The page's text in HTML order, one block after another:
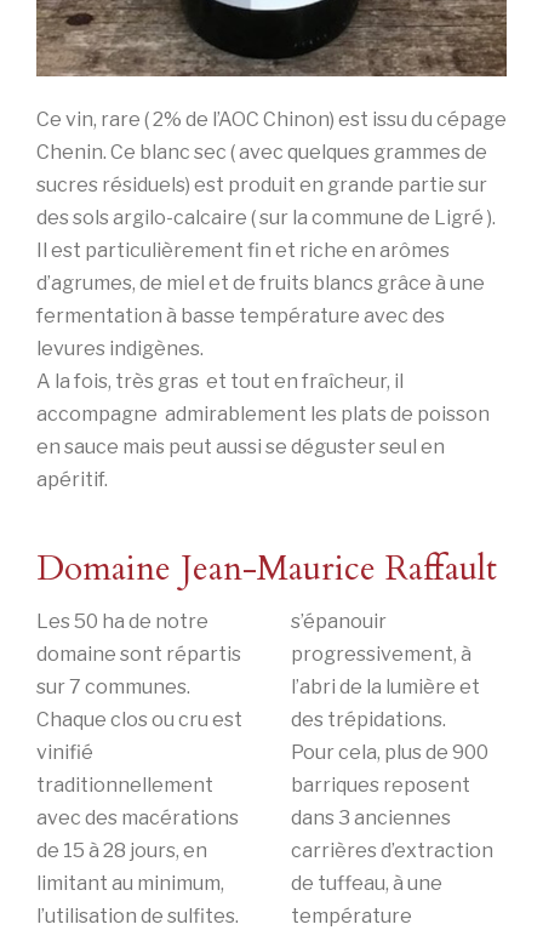
Ce vin, rare ( 2% de l’AOC Chinon) est issu du cépage
Chenin. Ce blanc sec ( avec quelques grammes de
sucres résiduels) est produit en grande partie sur
des sols argilo-calcaire ( sur la commune de Ligré ).
Il est particulièrement fin et riche en arômes
d’agrumes, de miel et de fruits blancs grâce à une
fermentation à basse température avec des
levures indigènes.
A la fois, très gras et tout en fraîcheur, il
accompagne admirablement les plats de poisson
en sauce mais peut aussi se déguster seul en
apéritif.
Domaine Jean-Maurice Raffault
Les 50 ha de notre
domaine sont répartis
sur 7 communes.
Chaque clos ou cru est
vinifié
traditionnellement
avec des macérations
de 15 à 28 jours, en
limitant au minimum,
l’utilisation de sulfites.
s’épanouir
progressivement, à
l’abri de la lumière et
des trépidations.
Pour cela, plus de 900
barriques reposent
dans 3 anciennes
carrières d’extraction
de tuffeau, à une
température